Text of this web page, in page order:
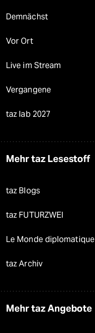
Demnächst
Vor Ort
Live im Stream
Vergangene
taz lab 2027
Mehr taz Lesestoff
taz Blogs
taz FUTURZWEI
Le Monde diplomatique
taz Archiv
Mehr taz Angebote